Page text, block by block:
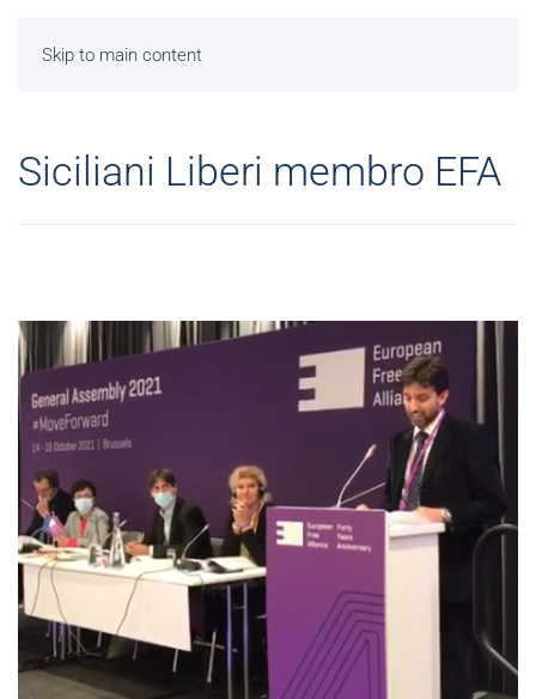
Skip to main content
Siciliani Liberi membro EFA